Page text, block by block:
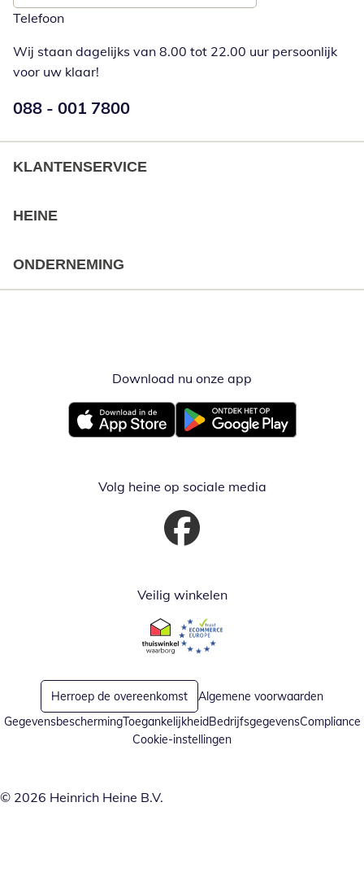
Telefoon
Wij staan dagelijks van 8.00 tot 22.00 uur persoonlijk
voor uw klaar!
Telefoonnummer:
088 - 001 7800
KLANTENSERVICE
HEINE
ONDERNEMING
Download nu onze app
Opent in nieuw vensterOpent in nieuw venster
Volg heine op sociale media
Opent in nieuw venster
Veilig winkelen
Opent in nieuw venster
Opent in nieuw venster
Herroep de overeenkomst
Algemene voorwaarden
GegevensbeschermingToegankelijkheidBedrijfsgegevensCompliance
Cookie-instellingen
© 2026 Heinrich Heine B.V.